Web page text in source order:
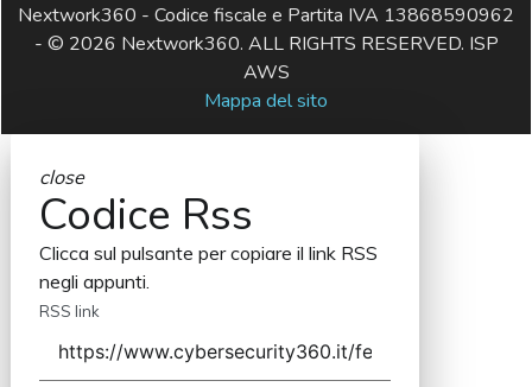
Nextwork360 - Codice fiscale e Partita IVA 13868590962
- © 2026 Nextwork360. ALL RIGHTS RESERVED. ISP
AWS
Mappa del sito
close
Codice Rss
Clicca sul pulsante per copiare il link RSS
negli appunti.
RSS link